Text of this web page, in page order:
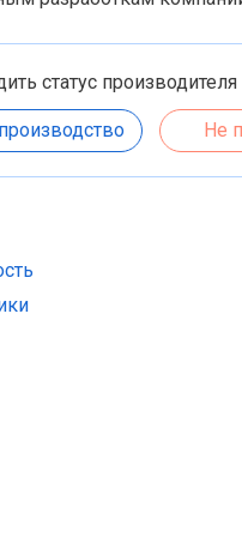
статус производителя
Не